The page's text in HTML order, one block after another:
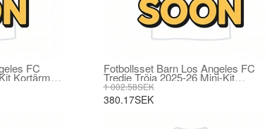
FC
Kortärmad
Fotbollsset Barn Los Angeles FC
Tredje Tröja 2025-26 Mini-Kit
Kortärmad (+ korta byxor)
1 002.58SEK
380.17SEK